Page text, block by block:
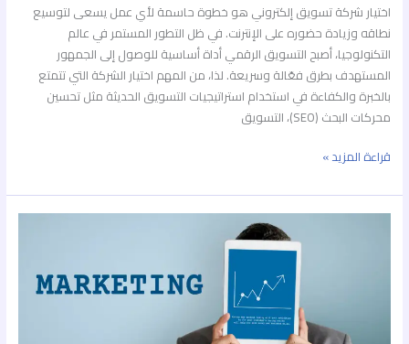
اختيار شركة تسويق إلكتروني هو خطوة حاسمة لأي عمل يسعى لتوسيع
نطاقه وزيادة حضوره على الإنترنت. في ظل التطور المستمر في عالم
التكنولوجيا، أصبح التسويق الرقمي أداة أساسية للوصول إلى الجمهور
المستهدف بطرق فعّالة وسريعة. لذا، من المهم اختيار الشركة التي تتمتع
بالخبرة والكفاءة في استخدام استراتيجيات التسويق الحديثة مثل تحسين
محركات البحث (SEO)، التسويق
قراءة المزيد »